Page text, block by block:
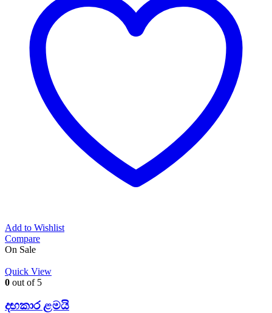
Add to Wishlist
Compare
On Sale
Quick View
0 out of 5
දඟකාර ළමයි